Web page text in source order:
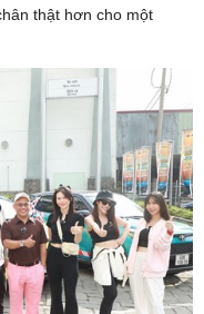
thật hơn cho một